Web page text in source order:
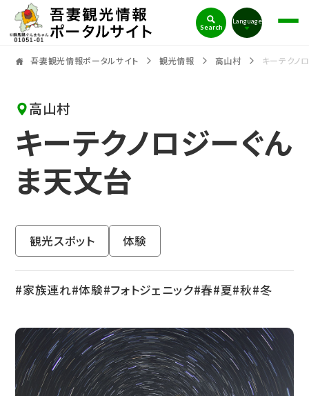
吾妻観光情報ポータルサイト
Language
Search
吾妻観光情報ポータルサイト 観光情報 高山村 キーテクノ
高山村
キーテクノロジーぐん
ま天文台
観光スポット 体験
家族連れ 体験 フォトジェニック 春 夏 秋 冬